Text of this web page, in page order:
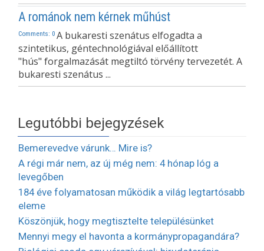
A románok nem kérnek műhúst
Comments: 0 A bukaresti szenátus elfogadta a
szintetikus, géntechnológiával előállított
"hús" forgalmazását megtiltó törvény tervezetét. A
bukaresti szenátus ...
Legutóbbi bejegyzések
Bemerevedve várunk… Mire is?
A régi már nem, az új még nem: 4 hónap lóg a
levegőben
184 éve folyamatosan működik a világ legtartósabb
eleme
Köszönjük, hogy megtisztelte településünket
Mennyi megy el havonta a kormánypropagandára?